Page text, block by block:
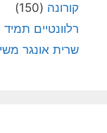
קורונה (150)
רלוונטיים תמיד
שרית אונגר